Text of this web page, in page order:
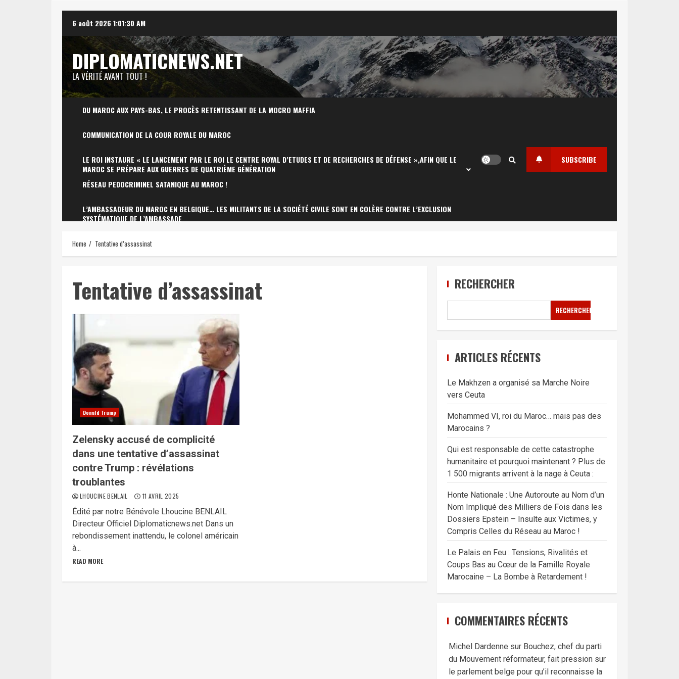
content
6 août 2026 1:01:31 AM
DIPLOMATICNEWS.NET
LA VÉRITÉ AVANT TOUT !
DU MAROC AUX PAYS-BAS, LE PROCÈS RETENTISSANT DE LA MOCRO MAFFIA
COMMUNICATION DE LA COUR ROYALE DU MAROC
LE ROI INSTAURE « LE LANCEMENT PAR LE ROI LE CENTRE ROYAL D’ETUDES ET DE RECHERCHES DE DÉFENSE »,AFIN QUE LE
MAROC SE PRÉPARE AUX GUERRES DE QUATRIÈME GÉNÉRATION
RÉSEAU PEDOCRIMINEL SATANIQUE AU MAROC !
L’AMBASSADEUR DU MAROC EN BELGIQUE… LES MILITANTS DE LA SOCIÉTÉ CIVILE SONT EN COLÈRE CONTRE L’EXCLUSION
SYSTÉMATIQUE DE L’AMBASSADE
SUBSCRIBE
Home Tentative d’assassinat
Tentative d’assassinat
Donald Trump
Zelensky accusé de complicité
dans une tentative d’assassinat
contre Trump : révélations
troublantes
LHOUCINE BENLAIL 11 AVRIL 2025
Édité par notre Bénévole Lhoucine BENLAIL
Directeur Officiel Diplomaticnews.net Dans un
rebondissement inattendu, le colonel américain
à...
READ MORE
RECHERCHER
RECHERCHER
ARTICLES RÉCENTS
Le Makhzen a organisé sa Marche Noire
vers Ceuta
Mohammed VI, roi du Maroc… mais pas des
Marocains ?
Qui est responsable de cette catastrophe
humanitaire et pourquoi maintenant ? Plus de
1 500 migrants arrivent à la nage à Ceuta :
Honte Nationale : Une Autoroute au Nom d’un
Nom Impliqué des Milliers de Fois dans les
Dossiers Epstein – Insulte aux Victimes, y
Compris Celles du Réseau au Maroc !
Le Palais en Feu : Tensions, Rivalités et
Coups Bas au Cœur de la Famille Royale
Marocaine – La Bombe à Retardement !
COMMENTAIRES RÉCENTS
Michel Dardenne sur Bouchez, chef du parti
du Mouvement réformateur, fait pression sur
le parlement belge pour qu’il reconnaisse la